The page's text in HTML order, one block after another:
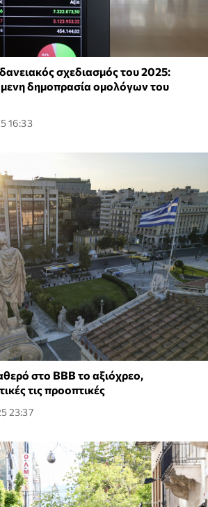
σχεδιασμός του 2025:
δημοπρασία ομολόγων του
16:33
στο ΒΒΒ το αξιόχρεο,
τις προοπτικές
23:37